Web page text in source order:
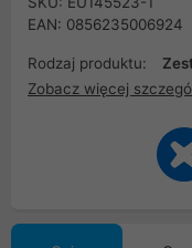
EAN: 0856235006924
Rodzaj produktu:
Zobacz więcej